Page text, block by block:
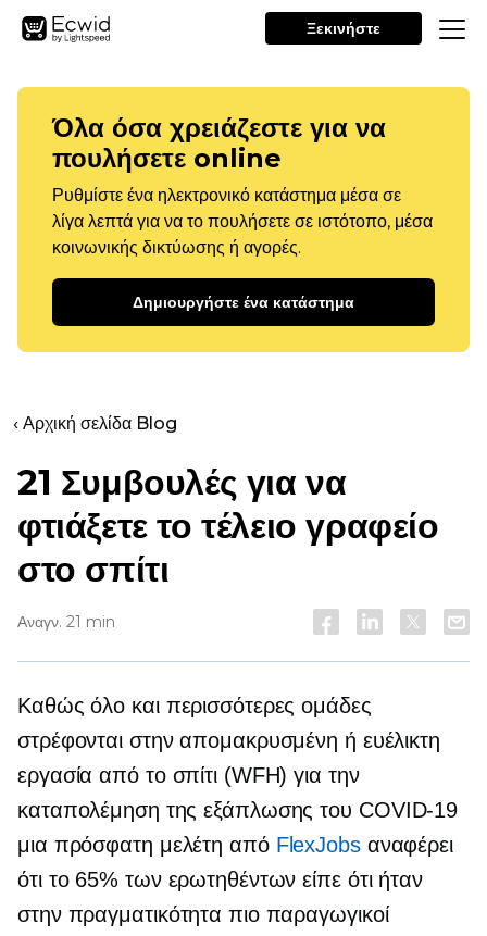
Ξεκινήστε
Όλα όσα χρειάζεστε για να
πουλήσετε online
Ρυθμίστε ένα ηλεκτρονικό κατάστημα μέσα σε
λίγα λεπτά για να το πουλήσετε σε ιστότοπο, μέσα
κοινωνικής δικτύωσης ή αγορές.
Δημιουργήστε ένα κατάστημα
‹ Αρχική σελίδα Blog
21 Συμβουλές για να
φτιάξετε το τέλειο γραφείο
στο σπίτι
Αναγν. 21 min
Καθώς όλο και περισσότερες ομάδες
στρέφονται στην απομακρυσμένη ή ευέλικτη
εργασία από το σπίτι (WFH) για την
καταπολέμηση της εξάπλωσης του COVID-19
μια πρόσφατη μελέτη από FlexJobsαναφέρει
ότι το 65% των ερωτηθέντων είπε ότι ήταν
στην πραγματικότητα πιο παραγωγικοί